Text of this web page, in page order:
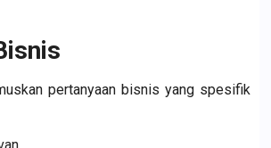
pertanyaan bisnis yang spesifik